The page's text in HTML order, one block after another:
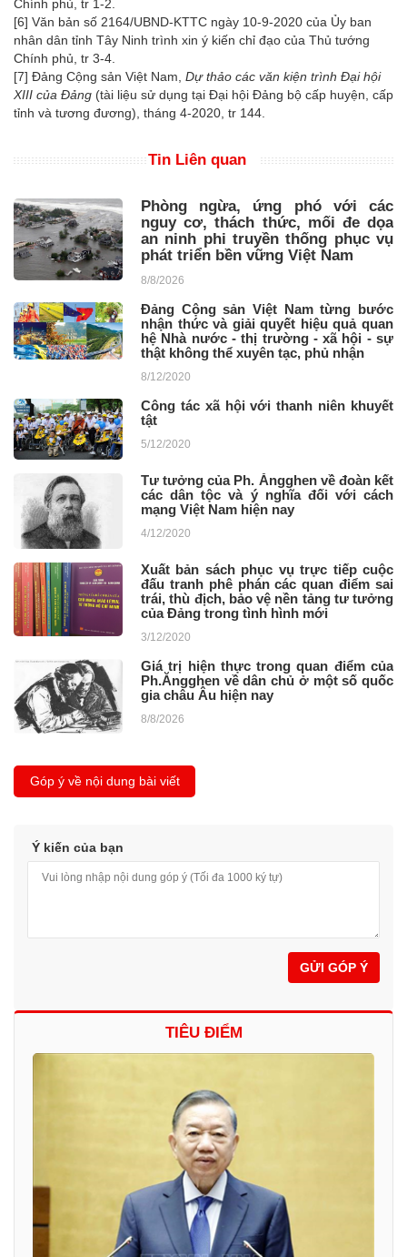
Chính phủ, tr 1-2.
[6] Văn bản số 2164/UBND-KTTC ngày 10-9-2020 của Ủy ban
nhân dân tỉnh Tây Ninh trình xin ý kiến chỉ đạo của Thủ tướng
Chính phủ, tr 3-4.
[7] Đảng Cộng sản Việt Nam, Dự thảo các văn kiện trình Đại hội
XIII của Đảng (tài liệu sử dụng tại Đại hội Đảng bộ cấp huyện, cấp
tỉnh và tương đương), tháng 4-2020, tr 144.
Tin Liên quan
Phòng ngừa, ứng phó với các
nguy cơ, thách thức, mối đe dọa
an ninh phi truyền thống phục vụ
phát triển bền vững Việt Nam
8/8/2026
Đảng Cộng sản Việt Nam từng bước
nhận thức và giải quyết hiệu quả quan
hệ Nhà nước - thị trường - xã hội - sự
thật không thể xuyên tạc, phủ nhận
8/12/2020
Công tác xã hội với thanh niên khuyết
tật
5/12/2020
Tư tưởng của Ph. Ăngghen về đoàn kết
các dân tộc và ý nghĩa đối với cách
mạng Việt Nam hiện nay ​
4/12/2020
Xuất bản sách phục vụ trực tiếp cuộc
đấu tranh phê phán các quan điểm sai
trái, thù địch, bảo vệ nền tảng tư tưởng
của Đảng trong tình hình mới ​
3/12/2020
Giá trị hiện thực trong quan điểm của
Ph.Ăngghen về dân chủ ở một số quốc
gia châu Âu hiện nay
8/8/2026
Góp ý về nội dung bài viết
Ý kiến của bạn
GỬI GÓP Ý
TIÊU ĐIỂM